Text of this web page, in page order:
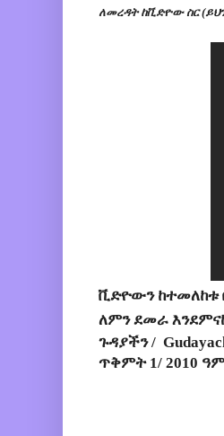
ለመረዳት ከቪድዮው ስር
ቪድዮውን ከተመለከቱ
ለምን ደመራ
ጉዳያችን /
ጥቅምት 1/ 2010 ዓም